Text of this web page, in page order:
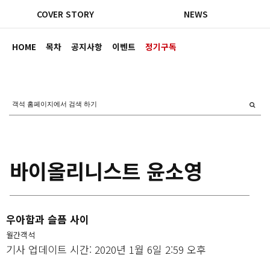
HOME 목차 공지사항 이벤트 정기구독
COVER STORY NEWS
바이올리니스트 윤소영
우아함과 슬픔 사이
월간객석
기사 업데이트 시간: 2020년 1월 6일 2:59 오후